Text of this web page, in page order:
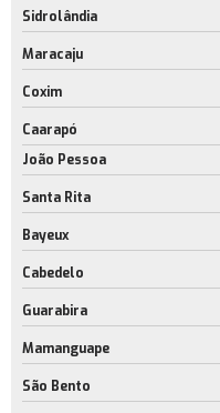
Sidrolândia
Maracaju
Coxim
Caarapó
João Pessoa
Santa Rita
Bayeux
Cabedelo
Guarabira
Mamanguape
São Bento